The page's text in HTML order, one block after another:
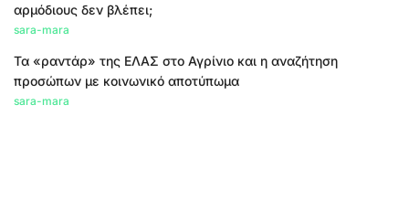
αρμόδιους δεν βλέπει;
sara-mara
Τα «ραντάρ» της ΕΛΑΣ στο Αγρίνιο και η αναζήτηση
προσώπων με κοινωνικό αποτύπωμα
sara-mara